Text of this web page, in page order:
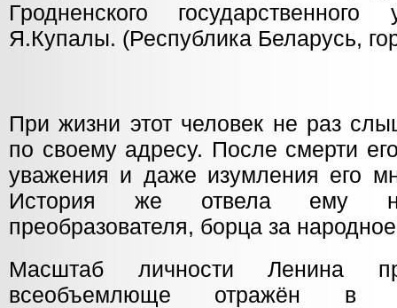
Гродненского
Я.Купалы. (Республика Беларусь,
При жизни этот человек не раз
по своему адресу. После смерти
уважения и даже изумления его
История же отвела ему
преобразователя, борца за
Масштаб личности Ленина
всеобъемлюще отражён в